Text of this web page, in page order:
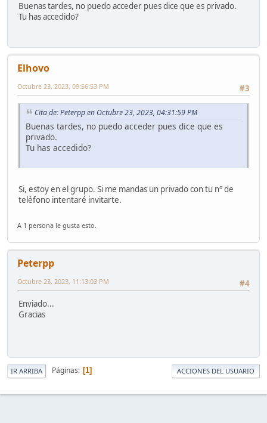
Buenas tardes, no puedo acceder pues dice que es privado.
Tu has accedido?
Elhovo
#3
Octubre 23, 2023, 09:56:53 PM
Cita de: Peterpp en Octubre 23, 2023, 04:31:59 PM
Buenas tardes, no puedo acceder pues dice que es
privado.
Tu has accedido?
Si, estoy en el grupo. Si me mandas un privado con tu nº de
teléfono intentaré invitarte.
A 1 persona le gusta esto.
Peterpp
#4
Octubre 23, 2023, 11:13:03 PM
Enviado...
Gracias
IR ARRIBA Páginas 1 ACCIONES DEL USUARIO